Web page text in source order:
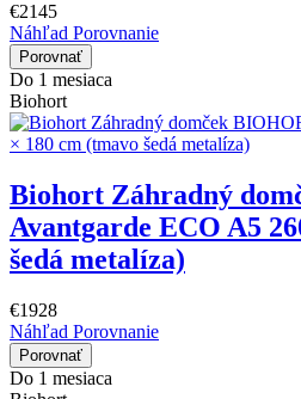
€2145
Náhľad Porovnanie
Porovnať
Do 1 mesiaca
Biohort
Biohort Záhradný
Avantgarde ECO A5
šedá metalíza)
€1928
Náhľad Porovnanie
Porovnať
Do 1 mesiaca